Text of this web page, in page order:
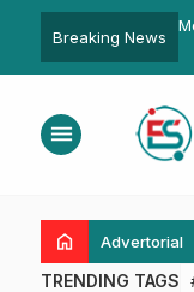
Breaking News
Senantiasa
di Jawa Barat
menu
home Advertorial
TRENDING TAGS